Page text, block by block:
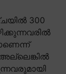
300
അല്ലെങ്കിൽ